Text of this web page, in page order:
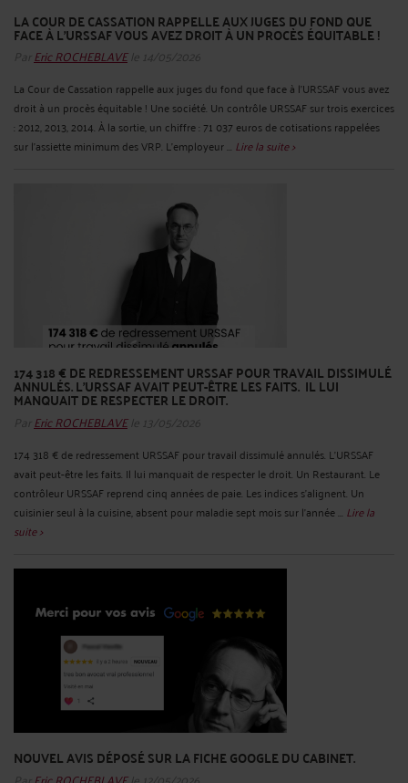
LA COUR DE CASSATION RAPPELLE AUX JUGES DU FOND QUE
FACE À L'URSSAF VOUS AVEZ DROIT À UN PROCÈS ÉQUITABLE !
Par Eric ROCHEBLAVEle 14/05/2026
La Cour de Cassation rappelle aux juges du fond que face à l'URSSAF vous avez
droit à un procès équitable ! Une société. Un contrôle URSSAF sur trois exercices
: 2012, 2013, 2014. À la sortie, un chiffre : 71 037 euros de cotisations rappelées
sur l'assiette minimum des VRP. L'employeur ... Lire la suite >
174 318 € DE REDRESSEMENT URSSAF POUR TRAVAIL DISSIMULÉ
ANNULÉS. L'URSSAF AVAIT PEUT-ÊTRE LES FAITS. IL LUI
MANQUAIT DE RESPECTER LE DROIT.
Par Eric ROCHEBLAVEle 13/05/2026
174 318 € de redressement URSSAF pour travail dissimulé annulés. L'URSSAF
avait peut-être les faits. Il lui manquait de respecter le droit. Un Restaurant. Le
contrôleur URSSAF reprend cinq années de paie. Les indices s'alignent. Un
cuisinier seul à la cuisine, absent pour maladie sept mois sur l'année ... Lire la
suite >
NOUVEL AVIS DÉPOSÉ SUR LA FICHE GOOGLE DU CABINET.